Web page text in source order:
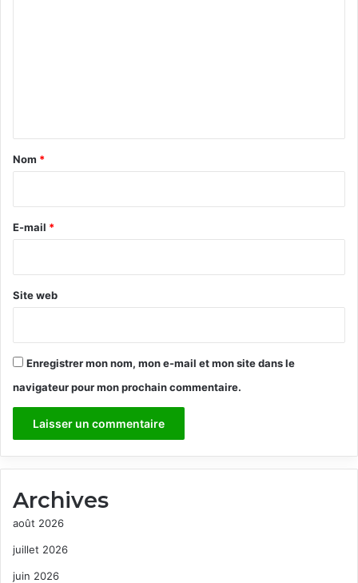
a
e
Nom *
E-mail *
Site web
Enregistrer mon nom, mon e-mail et mon site dans le
navigateur pour mon prochain commentaire.
Archives
août 2026
juillet 2026
juin 2026